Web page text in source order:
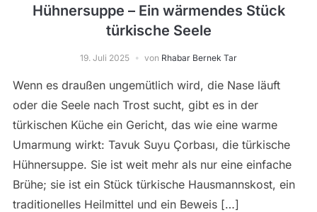
Hühnersuppe – Ein wärmendes Stück
türkische Seele
19. Juli 2025 von Rhabar Bernek Tar
Wenn es draußen ungemütlich wird, die Nase läuft
oder die Seele nach Trost sucht, gibt es in der
türkischen Küche ein Gericht, das wie eine warme
Umarmung wirkt: Tavuk Suyu Çorbası, die türkische
Hühnersuppe. Sie ist weit mehr als nur eine einfache
Brühe; sie ist ein Stück türkische Hausmannskost, ein
traditionelles Heilmittel und ein Beweis […]